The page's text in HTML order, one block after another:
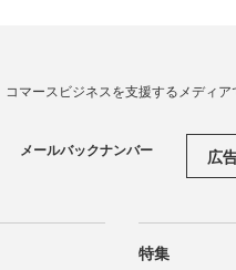
マースビジネスを支援するメディア
メールバックナンバー 広
特集